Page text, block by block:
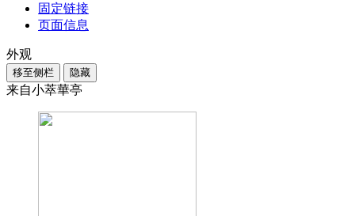
固定链接
页面信息
外观
移至侧栏 隐藏
来自小萃華亭